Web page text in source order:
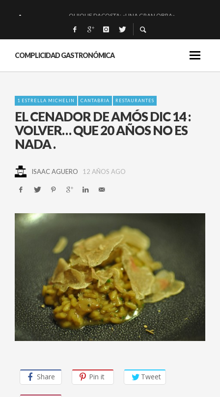
QUIQUE DACOSTA: «UNA GRAN OBRA»
EL BARUCO DE ANERO: MUCHO MÁS QUE UN BAR.
MONTIA: ESENCIAL Y BRILLANTE.
COMPLICIDAD GASTRONÓMICA
1 ESTRELLA MICHELIN CANTABRIA RESTAURANTES
EL CENADOR DE AMÓS DIC 14 :
VOLVER… QUE 20 AÑOS NO ES
NADA .
ISAAC AGUERO 12 AÑOS AGO
Share Pin it Tweet